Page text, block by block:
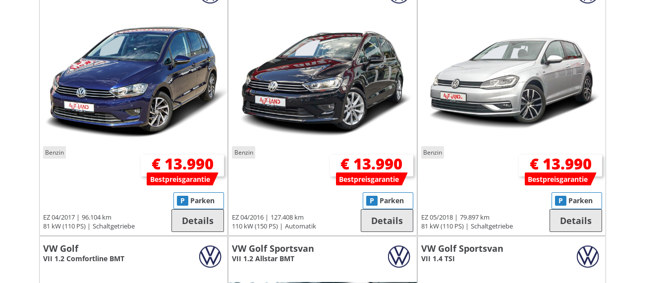
Benzin
€ 13.990
Bestpreisgarantie
EZ 04/2017
96.104 km
81 kW (110 PS)
Schaltgetriebe
P Parken
Details
Benzin
€ 13.990
Bestpreisgarantie
EZ 04/2016
127.408 km
110 kW (150 PS)
Automatik
P Parken
Details
Benzin
€ 13.990
Bestpreisgarantie
EZ 05/2018
79.897 km
81 kW (110 PS)
Schaltgetriebe
P Parken
Details
VW Golf
VII 1.2 Comfortline BMT
VW Golf Sportsvan
VII 1.2 Allstar BMT
VW Golf Sportsvan
VII 1.4 TSI